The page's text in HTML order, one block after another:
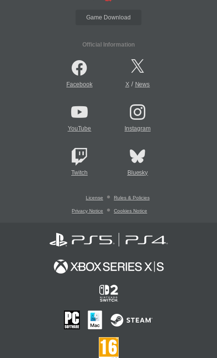
Game Download
Official Information
Facebook X/ News
YouTube Instagram
Twitch Bluesky
License Rules & Policies
Privacy Notice Cookies Notice